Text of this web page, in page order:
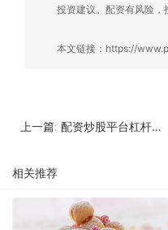
投资建议。配资有风险，
本文链接： https://
上一篇: 配资炒股平台杠杆爆仓机制是什么
相关推荐